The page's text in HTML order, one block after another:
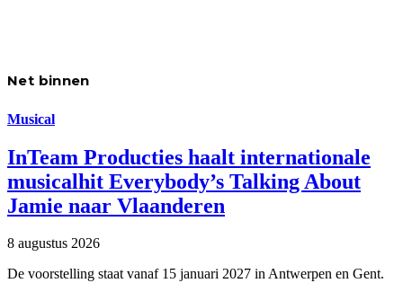
Net binnen
Musical
InTeam Producties haalt internationale
musicalhit Everybody’s Talking About
Jamie naar Vlaanderen
8 augustus 2026
De voorstelling staat vanaf 15 januari 2027 in Antwerpen en Gent.